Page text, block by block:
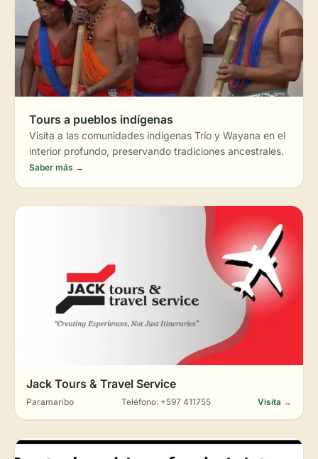
Tours a pueblos indígenas
Visita a las comunidades indígenas Trío y Wayana en el
interior profundo, preservando tradiciones ancestrales.
Saber más →
Jack Tours & Travel Service
Paramaribo Teléfono: +597 411755 Visita →